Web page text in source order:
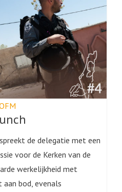
de delegatie met een
voor de Kerken van de
werkelijkheid met
bod, evenals